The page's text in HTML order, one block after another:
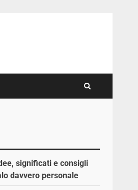
significati e consigli
davvero personale